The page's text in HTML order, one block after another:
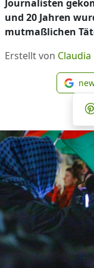
Journalisten
und 20 Jahren
mutmaßlichen
Erstellt von Claudia